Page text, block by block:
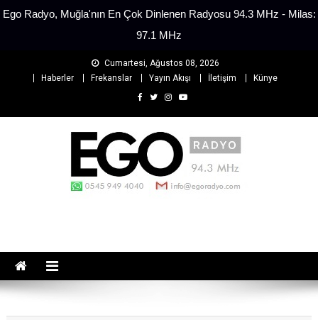
Ego Radyo, Muğla'nın En Çok Dinlenen Radyosu 94.3 MHz - Milas:
97.1 MHz
Cumartesi, Ağustos 08, 2026
Haberler
Frekanslar Yayın Akışı İletişim Künye